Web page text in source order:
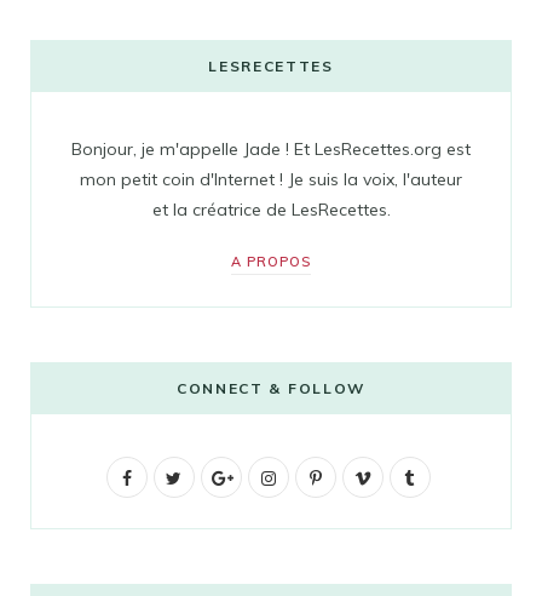
LESRECETTES
Bonjour, je m'appelle Jade ! Et LesRecettes.org est
mon petit coin d'Internet ! Je suis la voix, l'auteur
et la créatrice de LesRecettes.
A PROPOS
CONNECT & FOLLOW
F
G
I
P
V